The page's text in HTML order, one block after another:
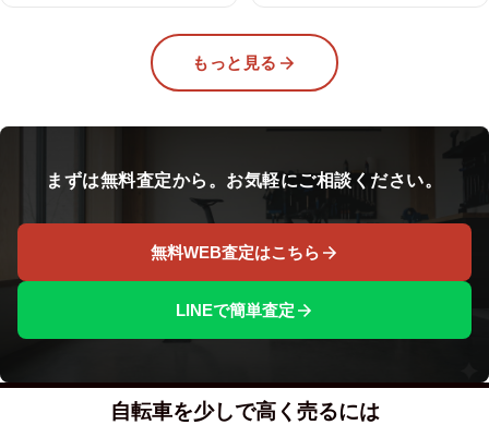
もっと見る
まずは無料査定から。お気軽にご相談ください。
無料WEB査定はこちら
LINEで簡単査定
自転車を少しで高く売るには